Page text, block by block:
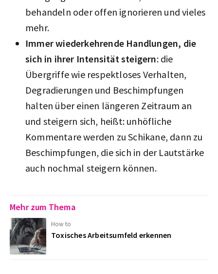
behandeln oder offen ignorieren und vieles
mehr.
Immer wiederkehrende Handlungen, die
sich in ihrer Intensität steigern: die
Übergriffe wie respektloses Verhalten,
Degradierungen und Beschimpfungen
halten über einen längeren Zeitraum an
und steigern sich, heißt: unhöfliche
Kommentare werden zu Schikane, dann zu
Beschimpfungen, die sich in der Lautstärke
auch nochmal steigern können.
Mehr zum Thema
How to
Toxisches Arbeitsumfeld erkennen